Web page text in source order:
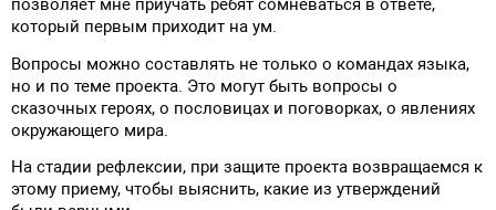
позволяет мне приучать ребят сомневаться в ответе,
который первым приходит на ум.
Вопросы можно составлять не только о командах языка,
но и по теме проекта. Это могут быть вопросы о
сказочных героях, о пословицах и поговорках, о явлениях
окружающего мира.
На стадии рефлексии, при защите проекта возвращаемся к
этому приему, чтобы выяснить, какие из утверждений